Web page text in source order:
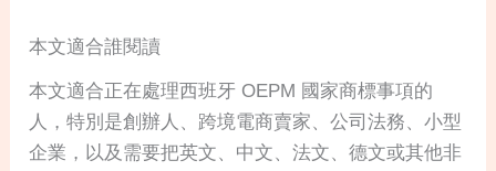
本文適合誰閱讀
本文適合正在處理西班牙 OEPM 國家商標事項的
人，特別是創辦人、跨境電商賣家、公司法務、小型
企業，以及需要把英文、中文、法文、德文或其他非